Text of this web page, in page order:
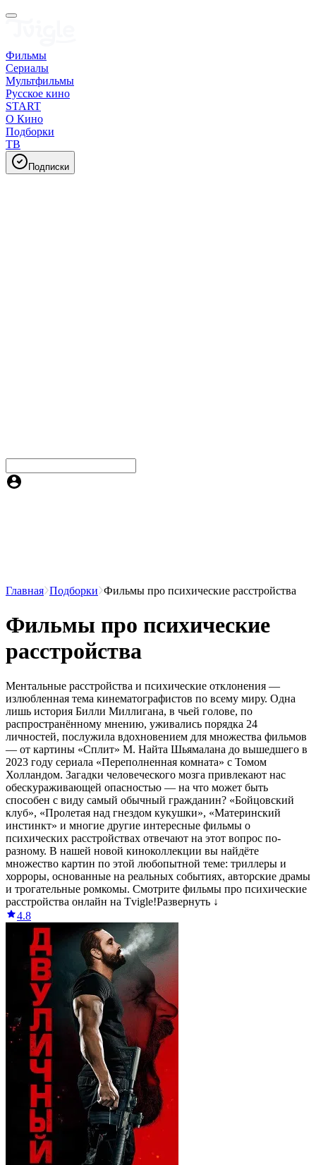
Фильмы
Сериалы
Мультфильмы
Русское кино
START
О Кино
Подборки
ТВ
Подписки
Главная Подборки Фильмы про психические расстройства
Фильмы про психические
расстройства
Ментальные расстройства и психические отклонения —
излюбленная тема кинематографистов по всему миру. Одна
лишь история Билли Миллигана, в чьей голове, по
распространённому мнению, уживались порядка 24
личностей, послужила вдохновением для множества фильмов
— от картины «Сплит» М. Найта Шьямалана до вышедшего в
2023 году сериала «Переполненная комната» с Томом
Холландом. Загадки человеческого мозга привлекают нас
обескураживающей опасностью — на что может быть
способен с виду самый обычный гражданин? «Бойцовский
клуб», «Пролетая над гнездом кукушки», «Материнский
инстинкт» и многие другие интересные фильмы о
психических расстройствах отвечают на этот вопрос по-
разному. В нашей новой киноколлекции вы найдёте
множество картин по этой любопытной теме: триллеры и
хорроры, основанные на реальных событиях, авторские драмы
и трогательные ромкомы. Смотрите фильмы про психические
расстройства онлайн на Tvigle!Развернуть ↓
4.8